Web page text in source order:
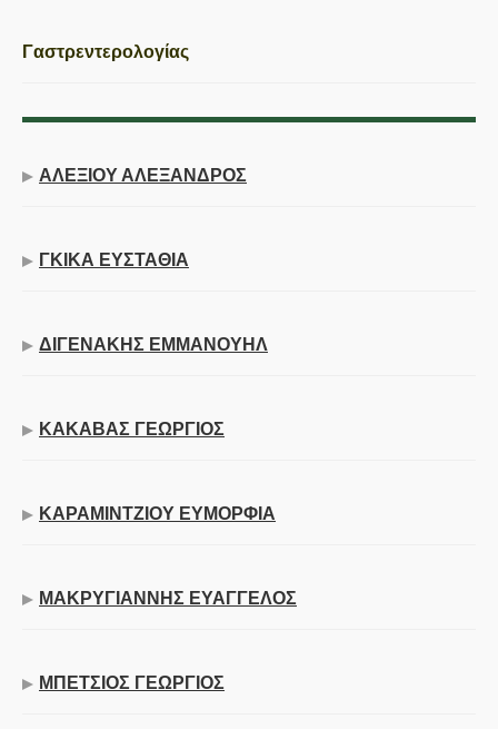
Γαστρεντερολογίας
ΑΛΕΞΙΟΥ ΑΛΕΞΑΝΔΡΟΣ
ΓΚΙΚΑ ΕΥΣΤΑΘΙΑ
ΔΙΓΕΝΑΚΗΣ ΕΜΜΑΝΟΥΗΛ
ΚΑΚΑΒΑΣ ΓΕΩΡΓΙΟΣ
ΚΑΡΑΜΙΝΤΖΙΟΥ ΕΥΜΟΡΦΙΑ
ΜΑΚΡΥΓΙΑΝΝΗΣ ΕΥΑΓΓΕΛΟΣ
ΜΠΕΤΣΙΟΣ ΓΕΩΡΓΙΟΣ